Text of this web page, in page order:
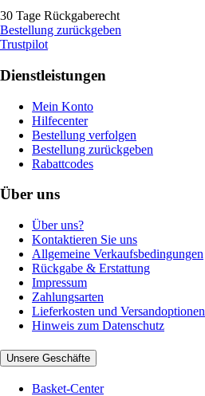
30 Tage Rückgaberecht
Bestellung zurückgeben
Trustpilot
Dienstleistungen
Mein Konto
Hilfecenter
Bestellung verfolgen
Bestellung zurückgeben
Rabattcodes
Über uns
Über uns?
Kontaktieren Sie uns
Allgemeine Verkaufsbedingungen
Rückgabe & Erstattung
Impressum
Zahlungsarten
Lieferkosten und Versandoptionen
Hinweis zum Datenschutz
Unsere Geschäfte
Basket-Center